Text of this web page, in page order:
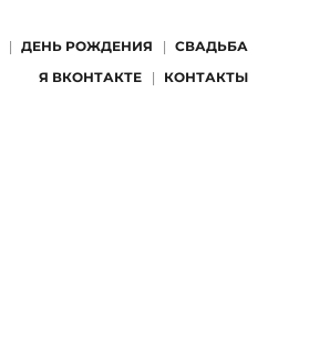
ДЕНЬ РОЖДЕНИЯ
СВАДЬБА
Я ВКОНТАКТЕ
КОНТАКТЫ